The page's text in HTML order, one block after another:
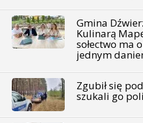
Gmina
Kulinarą
sołectwo ma
jednym
Zgubił się
szukali go